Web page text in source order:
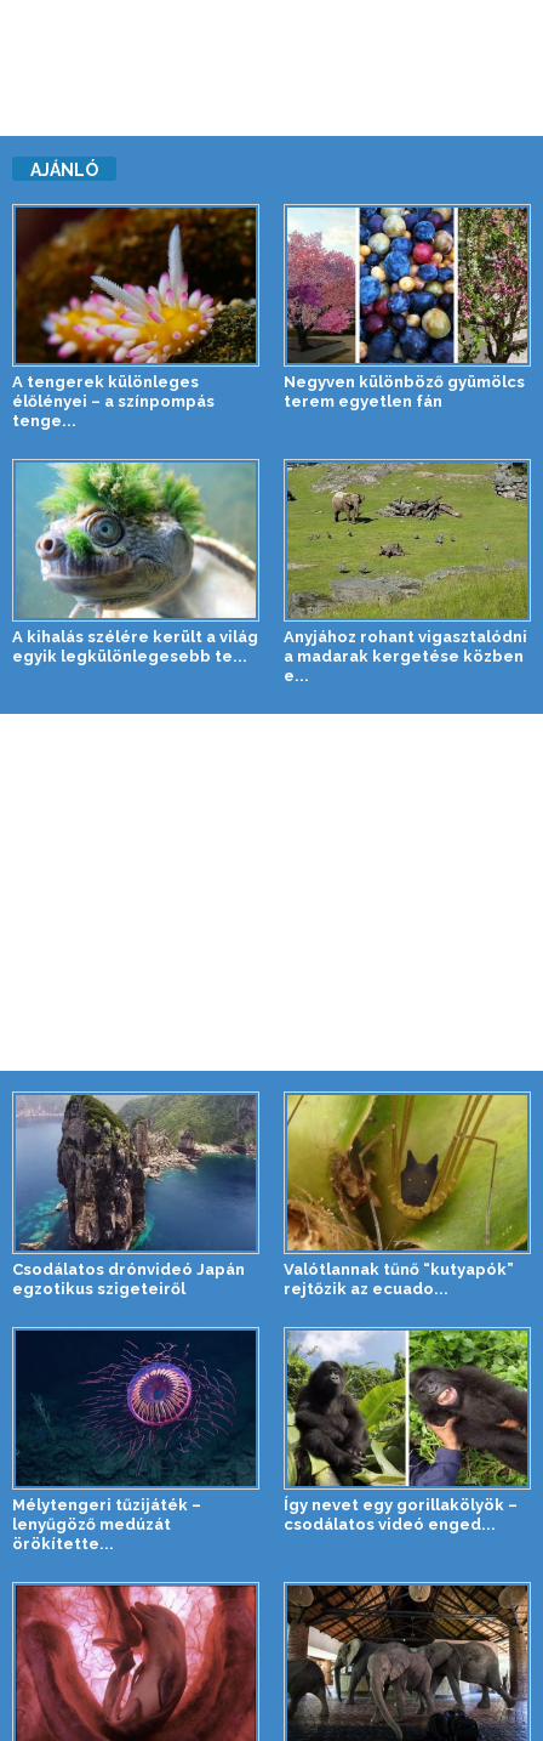
AJÁNLÓ
A tengerek különleges
élőlényei – a színpompás
tenge...
Negyven különböző gyümölcs
terem egyetlen fán
A kihalás szélére került a világ
egyik legkülönlegesebb te...
Anyjához rohant vigasztalódni
a madarak kergetése közben
e...
Csodálatos drónvideó Japán
egzotikus szigeteiről
Valótlannak tűnő “kutyapók”
rejtőzik az ecuado...
Mélytengeri tűzijáték –
lenyűgöző medúzát
örökítette...
Így nevet egy gorillakölyök –
csodálatos videó enged...